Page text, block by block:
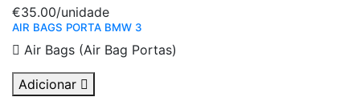
€35.00/unidade
AIR BAGS PORTA BMW 3
Air Bags (Air Bag Portas)
Adicionar